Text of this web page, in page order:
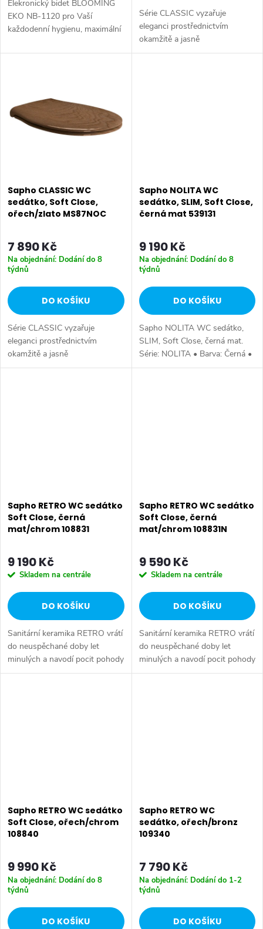
t
ů
k
t
Elekronický bidet BLOOMING
EKO NB-1120 pro Vaší
každodenní hygienu, maximální
Barva: Bílá • Materiál:
Série CLASSIC vyzařuje
eleganci prostřednictvím
okamžitě a jasně
rozpoznatelných stylistických
Sapho CLASSIC WC
sedátko, Soft Close,
ořech/zlato MS87NOC
7 890 Kč
Na objednání: Dodání do 8
týdnů
DO KOŠÍKU
Série CLASSIC vyzařuje
eleganci prostřednictvím
okamžitě a jasně
rozpoznatelných stylistických
Sapho NOLITA WC
sedátko, SLIM, Soft Close,
černá mat 539131
9 190 Kč
Na objednání: Dodání do 8
týdnů
DO KOŠÍKU
Sapho NOLITA WC sedátko,
SLIM, Soft Close, černá mat.
Série: NOLITA • Barva: Černá •
Materiál: Duroplast • Tvar: Pro
Sapho RETRO WC sedátko
Soft Close, černá
mat/chrom 108831
9 190 Kč
Skladem na centrále
DO KOŠÍKU
Sanitární keramika RETRO vrátí
do neuspěchané doby let
minulých a navodí pocit pohody
na starší chalupě, či
Sapho RETRO WC sedátko
Soft Close, černá
mat/chrom 108831N
9 590 Kč
Skladem na centrále
DO KOŠÍKU
Sanitární keramika RETRO vrátí
do neuspěchané doby let
minulých a navodí pocit pohody
na starší chalupě, či
Sapho RETRO WC sedátko
Soft Close, ořech/chrom
108840
9 990 Kč
Na objednání: Dodání do 8
týdnů
DO KOŠÍKU
Sapho RETRO WC
sedátko, ořech/bronz
109340
7 790 Kč
Na objednání: Dodání do 1-2
týdnů
DO KOŠÍKU